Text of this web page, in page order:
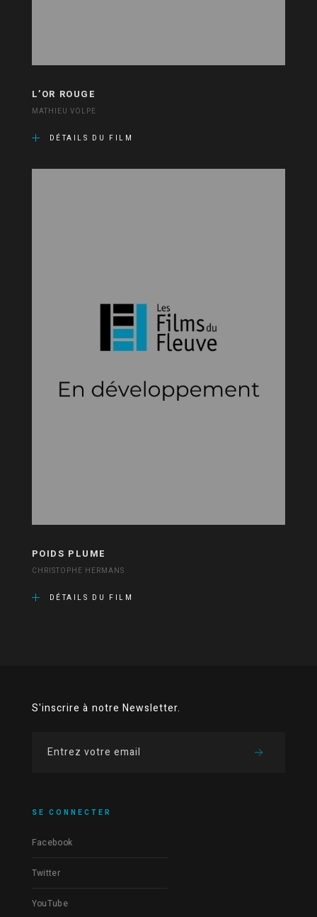
L’OR ROUGE
MATHIEU VOLPE
DÉTAILS DU FILM
POIDS PLUME
CHRISTOPHE HERMANS
DÉTAILS DU FILM
S'inscrire à notre Newsletter.
SE CONNECTER
Facebook
Twitter
YouTube